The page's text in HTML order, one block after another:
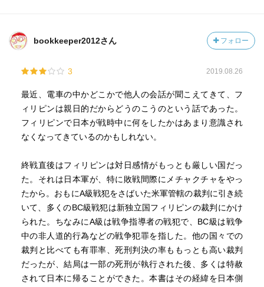
bookkeeper2012さん フォロー
3 2019.08.26
最近、電車の中かどこかで他人の会話が聞こえてきて、フ
ィリピンは親日的だからどうのこうのという話であった。
フィリピンで日本が戦時中に何をしたかはあまり意識され
なくなってきているのかもしれない。
終戦直後はフィリピンは対日感情がもっとも厳しい国だっ
た。それは日本軍が、特に敗戦間際にメチャクチャをやっ
たから。おもにA級戦犯をさばいた米軍管轄の裁判に引き続
いて、多くのBC級戦犯は新独立国フィリピンの裁判にかけ
られた。ちなみにA級は戦争指導者の戦犯で、BC級は戦争
中の非人道的行為などの戦争犯罪を指した。他の国々での
裁判と比べても有罪率、死刑判決の率ももっとも高い裁判
だったが、結局は一部の死刑が執行された後、多くは特赦
されて日本に帰ることができた。本書はその経緯を日本側